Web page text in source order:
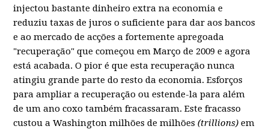
injectou bastante dinheiro extra na economia e
reduziu taxas de juros o suficiente para dar aos bancos
e ao mercado de acções a fortemente apregoada
"recuperação" que começou em Março de 2009 e agora
está acabada. O pior é que esta recuperação nunca
atingiu grande parte do resto da economia. Esforços
para ampliar a recuperação ou estende-la para além
de um ano coxo também fracassaram. Este fracasso
custou a Washington milhões de milhões(trillions) em